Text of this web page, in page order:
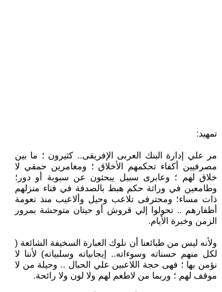
تمهيد:
مر علي إدارة البنك العربى الإفريقى.. كثيرون ؛ ما بين
مصرفيين أكفاء تحكمهم الأخلاق ؛ ومغامرين حمقي لا
خلاق لهم ؛ وعابرى سبيل يبحثون عن سبوبة أو دور؛
وطامعين في وراثة حكم هبط بالصدفة في فناء منزلهم
ذات مساء؛ ومحترفى تلاعب وحيل وألاعيب منذ نعومة
أظفارهم .. تحولوا إلي قروش أو حيتان متوحشة بمرور
الزمن وخبرة الأيام.
ولأنه ليس من طبائعنا أن نلوك العبارة السخيفة الشائعة (
لكل منهم حسناته وسوءاته.. إيجابياته وسلبياته) لأننا لا
نؤمن بها ؛ فهى حجة اللاعبين علي الحبال .. وحيلة من لا
موقف لهم ؛ وربما من لاطعم لهم ولا لون ولا رائحة.